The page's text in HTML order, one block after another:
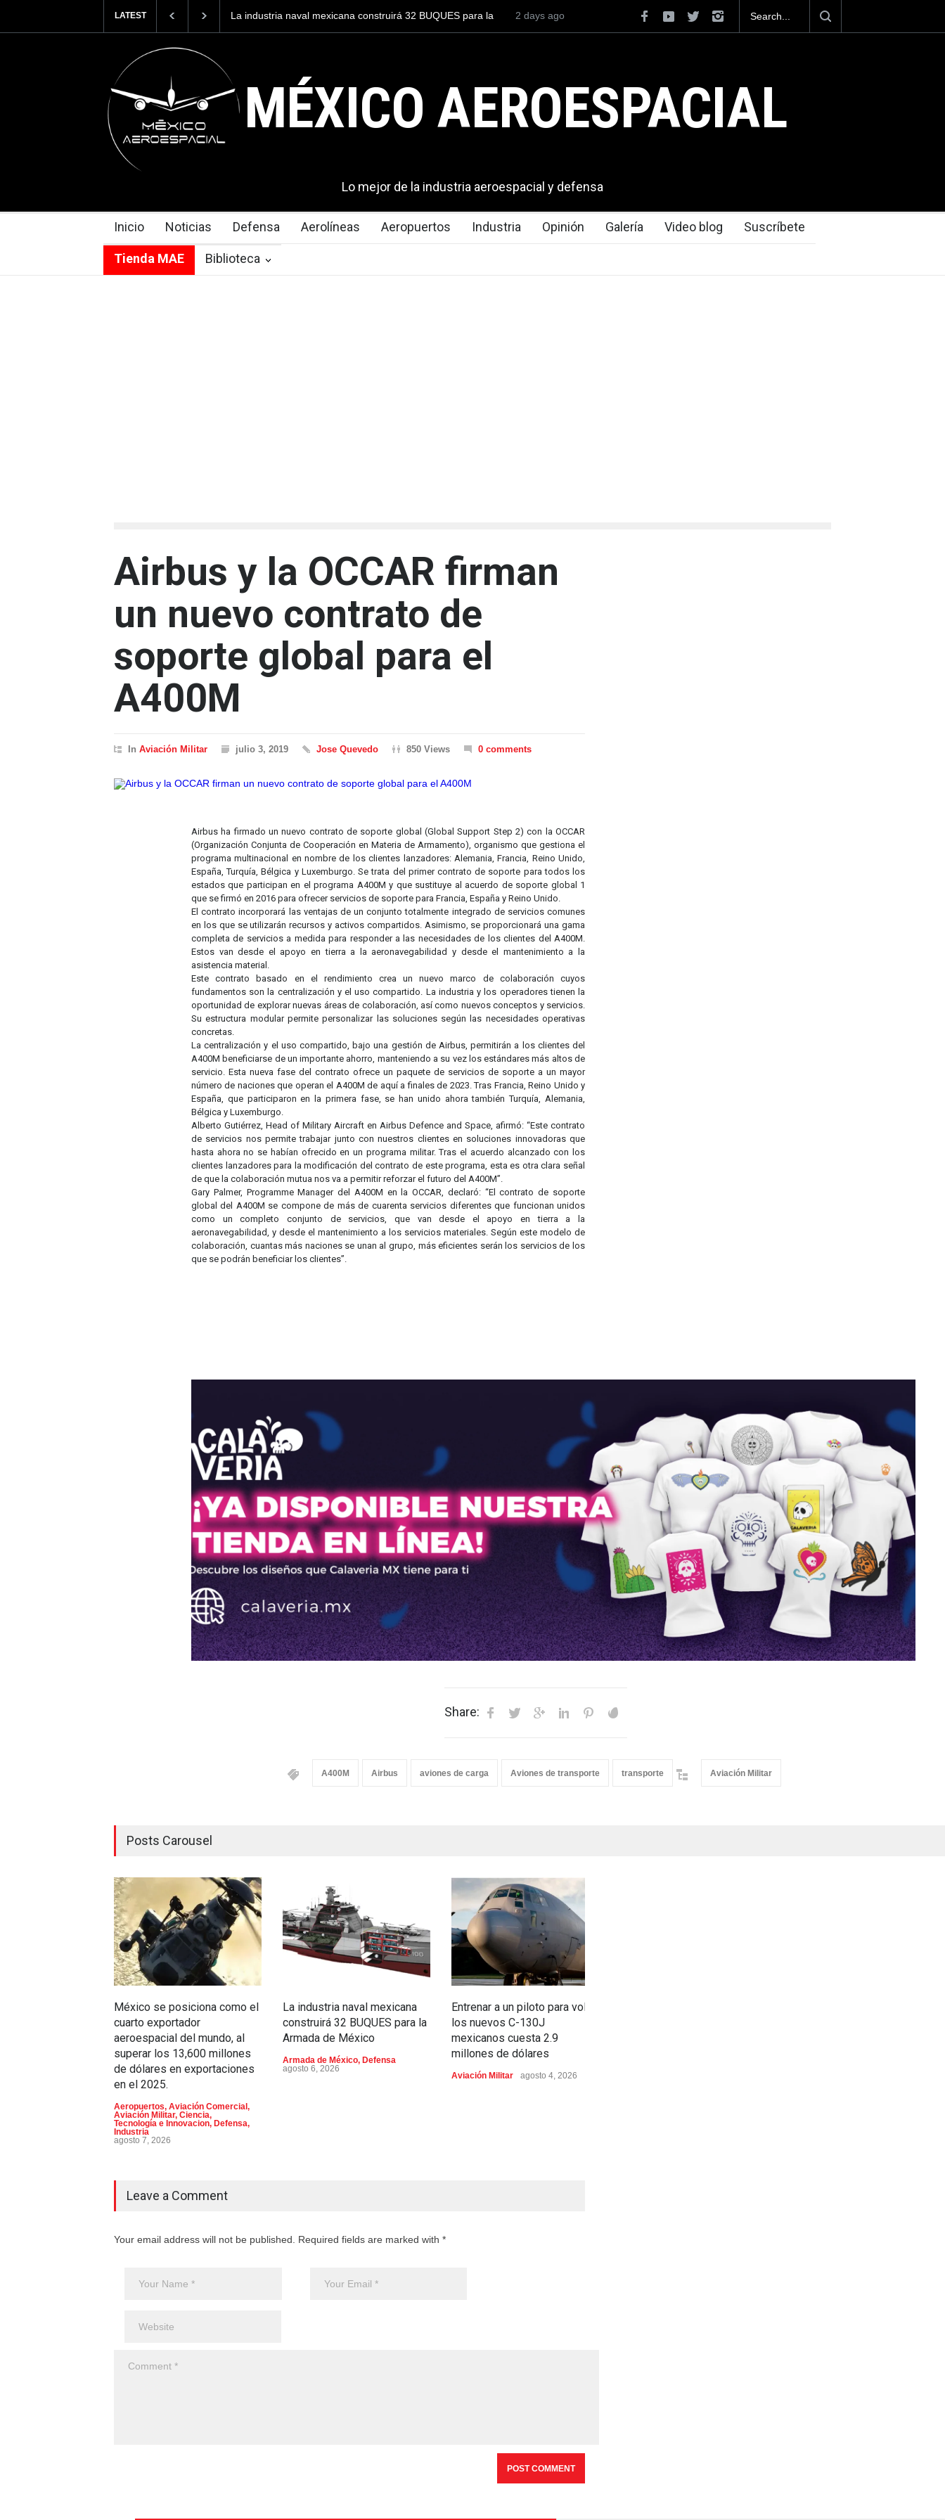
LATEST
naval mexicana construirá 32 BUQUES para la
Entrenar a un piloto para volar los nuevos C-130J mexicanos
México se posiciona como el cuarto exportador aeroespacial
del mundo, al superar los 13,600 millones de dólares en
exportaciones en el 2025.
2 days ago
MÉXICO AEROESPACIAL
Lo mejor de la industria aeroespacial y defensa
Inicio Noticias Defensa Aerolíneas Aeropuertos Industria Opinión Galería Video blog Suscríbete
Tienda MAE Biblioteca
Airbus y la OCCAR firman
un nuevo contrato de
soporte global para el
A400M
In Aviación Militar julio 3, 2019 Jose Quevedo 850 Views 0 comments
Airbus ha firmado un nuevo contrato de soporte global (Global Support Step 2) con la OCCAR
(Organización Conjunta de Cooperación en Materia de Armamento), organismo que gestiona el
programa multinacional en nombre de los clientes lanzadores: Alemania, Francia, Reino Unido,
España, Turquía, Bélgica y Luxemburgo. Se trata del primer contrato de soporte para todos los
estados que participan en el programa A400M y que sustituye al acuerdo de soporte global 1
que se firmó en 2016 para ofrecer servicios de soporte para Francia, España y Reino Unido.
El contrato incorporará las ventajas de un conjunto totalmente integrado de servicios comunes
en los que se utilizarán recursos y activos compartidos. Asimismo, se proporcionará una gama
completa de servicios a medida para responder a las necesidades de los clientes del A400M.
Estos van desde el apoyo en tierra a la aeronavegabilidad y desde el mantenimiento a la
asistencia material.
Este contrato basado en el rendimiento crea un nuevo marco de colaboración cuyos
fundamentos son la centralización y el uso compartido. La industria y los operadores tienen la
oportunidad de explorar nuevas áreas de colaboración, así como nuevos conceptos y servicios.
Su estructura modular permite personalizar las soluciones según las necesidades operativas
concretas.
La centralización y el uso compartido, bajo una gestión de Airbus, permitirán a los clientes del
A400M beneficiarse de un importante ahorro, manteniendo a su vez los estándares más altos de
servicio. Esta nueva fase del contrato ofrece un paquete de servicios de soporte a un mayor
número de naciones que operan el A400M de aquí a finales de 2023. Tras Francia, Reino Unido y
España, que participaron en la primera fase, se han unido ahora también Turquía, Alemania,
Bélgica y Luxemburgo.
Alberto Gutiérrez, Head of Military Aircraft en Airbus Defence and Space, afirmó: “Este contrato
de servicios nos permite trabajar junto con nuestros clientes en soluciones innovadoras que
hasta ahora no se habían ofrecido en un programa militar. Tras el acuerdo alcanzado con los
clientes lanzadores para la modificación del contrato de este programa, esta es otra clara señal
de que la colaboración mutua nos va a permitir reforzar el futuro del A400M”.
Gary Palmer, Programme Manager del A400M en la OCCAR, declaró: “El contrato de soporte
global del A400M se compone de más de cuarenta servicios diferentes que funcionan unidos
como un completo conjunto de servicios, que van desde el apoyo en tierra a la
aeronavegabilidad, y desde el mantenimiento a los servicios materiales. Según este modelo de
colaboración, cuantas más naciones se unan al grupo, más eficientes serán los servicios de los
que se podrán beneficiar los clientes”.
Share:
A400M Airbus aviones de carga Aviones de transporte transporte Aviación Militar
Posts Carousel
México se posiciona como el
cuarto exportador
aeroespacial del mundo, al
superar los 13,600 millones
de dólares en exportaciones
en el 2025.
Aeropuertos, Aviación Comercial ,
Aviación Militar, Ciencia,
Tecnología e Innovacion, Defensa,
Industria
agosto 7, 2026
La industria naval mexicana
construirá 32 BUQUES para la
Armada de México
Armada de México, Defensa
agosto 6, 2026
Entrenar a un piloto para volar
los nuevos C-130J
mexicanos cuesta 2.9
millones de dólares
Aviación Militar agosto 4, 2026
Leave a Comment
Your email address will not be published. Required fields are marked with *